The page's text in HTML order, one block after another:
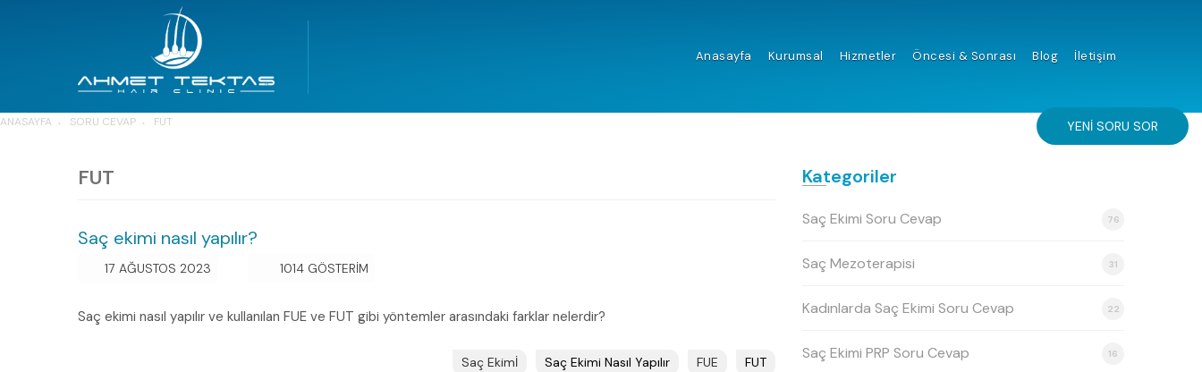
Anasayfa Kurumsal Hizmetler Öncesi & Sonrası Blog İletişim
ANASAYFA SORU CEVAP FUT
FUT
Saç ekimi nasıl yapılır?
17 AĞUSTOS 2023 1014 GÖSTERİM
Saç ekimi nasıl yapılır ve kullanılan FUE ve FUT gibi yöntemler arasındaki farklar nelerdir?
Saç Ekimİ Saç Ekimi Nasıl Yapılır FUE FUT
Kategoriler
Saç Ekimi Soru Cevap 76
Saç Mezoterapisi 31
Kadınlarda Saç Ekimi Soru Cevap 22
Saç Ekimi PRP Soru Cevap 16
YENI SORU SOR